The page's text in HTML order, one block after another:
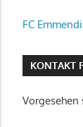
FC
KONTAKT